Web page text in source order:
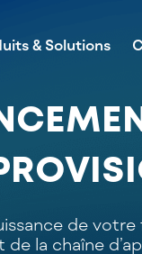
& Solutions
de
de la chaîne